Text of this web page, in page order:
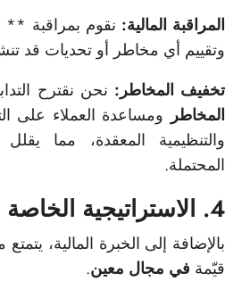
المراقبة المالية: نقوم بمراقبة **
وتقييم أي مخاطر أو تحديات قد
تخفيف المخاطر: نحن نقترح
المخاطر ومساعدة العملاء على
والتنظيمية المعقدة، مما
المحتملة.
4. الاستراتيجية الخاصة بالصناعة
بالإضافة إلى الخبرة المالية،
قيّمة في مجال معين.